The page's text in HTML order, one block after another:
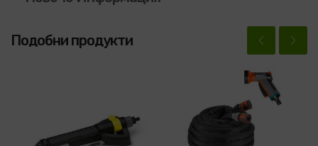
Подобни продукти